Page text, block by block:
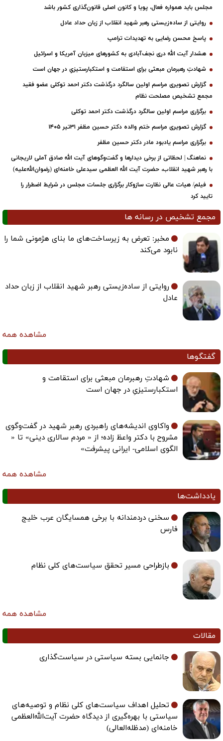
مجلس باید همواره فعال، پویا و کانون اصلی قانون‌گذاری کشور باشد
روایتی از ساده‌زیستی رهبر شهید انقلاب از زبان حداد عادل
پاسخ محسن رضایی به تهدیدات ترامپ
هشدار آیت الله دری نجف‌آبادی به کشورهای میزبان آمریکا و اسرائیل
شهادتِ رهبرمان مبعثی برای استقامت و استکبارستیزیِ در جهان است
گزارش تصویری مراسم اولین سالگرد درگذشت دکتر احمد توکلی عضو فقید
مجمع تشخیص مصلحت نظام
برگزاری مراسم اولین سالگرد درگذشت دکتر احمد توکلی
گزارش تصویری مراسم ختم والده دکتر حسین مظفر ۳۱تیر ۱۴۰۵
برگزاری مراسم یادبود مادر دکتر حسین مظفر
نماهنگ | لحظاتی از برخی دیدارها و گفت‌وگوهای آیت ‌الله صادق آملی لاریجانی
با رهبر شهید انقلاب، حضرت آیت‌ الله العظمی سیدعلی خامنه‌ای (رضوان‌الله‌علیه)
فیلم/ هیات عالی نظارت سازوکار برگزاری جلسات مجلس در شرایط اضطرار را
تایید کرد
مجمع تشخیص در رسانه ها
مخبر: تعرض به زیرساخت‌های ما بنای هژمونی شما را
نابود می‌کند
روایتی از ساده‌زیستی رهبر شهید انقلاب از زبان حداد
عادل
مشاهده همه
گفتگوها
شهادتِ رهبرمان مبعثی برای استقامت و
استکبارستیزیِ در جهان است
واکاوی اندیشه‌های راهبردی رهبر شهید در گفت‌وگوی
مشروح با دکتر واعظ زاده؛ از « مردم سالاری دینی» تا «
الگوی اسلامی- ایرانی پیشرفت»
مشاهده همه
یادداشت‌ها
سخنی دردمندانه با برخی همسایگان عرب خلیج
فارس
بازطراحی مسیر تحقق سیاست‌های کلی نظام
مشاهده همه
مقالات
جانمایی بسته سیاستی در سیاست‌گذاری
تحلیل اهداف سیاست‌های کلی نظام و توصیه‌های
سیاستی با بهره‌گیری از دیدگاه حضرت آیت‌الله‌العظمی
خامنه‌ای (مدظله‌العالی)